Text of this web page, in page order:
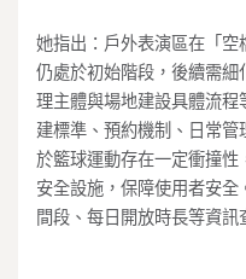
她指出：戶外表演區在「
仍處於初始階段，後續需細
理主體與場地建設具體流
建標準、預約機制、日常
於籃球運動存在一定衝撞
安全設施，保障使用者安
間段、每日開放時長等資訊